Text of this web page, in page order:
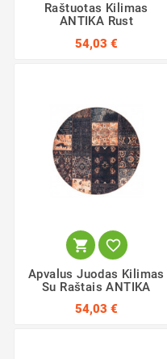
Raštuotas Kilimas
ANTIKA Rust
54,03 €
 
Apvalus Juodas Kilimas
Su Raštais ANTIKA
54,03 €